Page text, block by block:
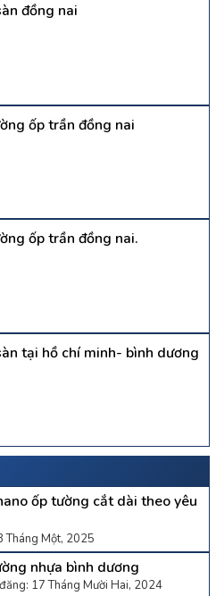
đồng nai
ốp trần đồng nai
ốp trần đồng nai.
tại hồ chí minh- bình dương
ốp tường cắt dài theo yêu
Tháng Một, 2025
nhựa bình dương
17 Tháng Mười Hai, 2024